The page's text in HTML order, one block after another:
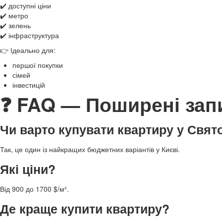
✔️ доступні ціни
✔️ метро
✔️ зелень
✔️ інфраструктура
👉 Ідеально для:
першої покупки
сімей
інвестицій
❓ FAQ — Поширені
Чи варто купувати квартиру у
Так, це один із найкращих бюджетних варіантів у Києві.
Які ціни?
Від 900 до 1700 $/м².
Де краще купити квартиру?